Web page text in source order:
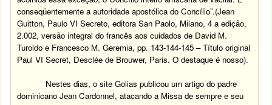
conseqüentemente a autoridade apostólica do Concílio”.(Jean
Guitton, Paulo VI Secreto, editora San Paolo, Milano, 4 a edição,
2.002, versão integral do francês aos cuidados de David M.
Turoldo e Francesco M. Geremia, pp. 143-144-145 – Título original
Paul VI Secret, Desclée de Brouwer, Paris. O destaque é nosso).
Nestes dias, o site Golias publicou um artigo do padre
dominicano Jean Cardonnel, atacando a Missa de sempre e seu